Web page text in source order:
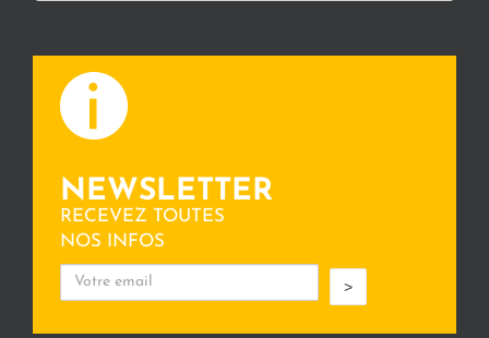
NEWSLETTER
RECEVEZ TOUTES
NOS INFOS
>